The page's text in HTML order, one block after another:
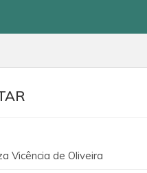
Vicência de Oliveira